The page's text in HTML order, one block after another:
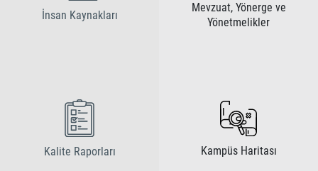
İnsan Kaynakları
Mevzuat, Yönerge ve
Yönetmelikler
Kalite Raporları Kampüs Haritası